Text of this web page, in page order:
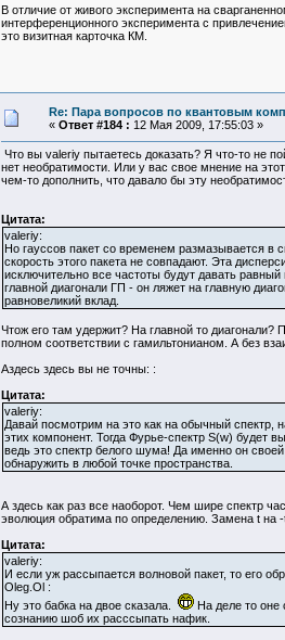
В отличие от живого эксперимента на
интерференционного эксперимента с
это визитная карточка КМ.
Re: Пара вопросов по квантовым
« Ответ #184 : 12 Мая 2009, 17:55:03 »
Что вы valeriy пытаетесь доказать? Я что-то не
нет необратимости. Или у вас свое мнение на
чем-то дополнить, что давало бы эту
Цитата:
valeriy:
Но гауссов пакет со временем размазывается в
скорость этого пакета не совпадают. Эта
исключительно все частоты будут давать равный
главной диагонали ГП - он ляжет на главную
равновеликий вклад.
Чтож его там удержит? На главной то
полном соответствии с гамильтонианом. А без
Аздесь здесь вы не точны: :
Цитата:
valeriy:
Давай посмотрим на это как на обычный спектр,
этих компонент. Тогда Фурье-спектр S(w) будет
ведь это спектр белого шума! Да именно он
обнаружить в любой точке пространства.
А здесь как раз все наоборот. Чем шире спектр
эволюция обратима по определению. Замена t на
Цитата:
valeriy:
И если уж рассыпается волновой пакет, то его
Oleg.Ol :
Ну это бабка на двое сказала.
На деле то оне
сознанию шоб их расссыпать нафик.